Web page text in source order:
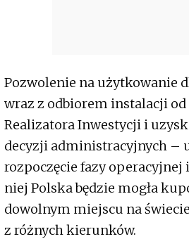
Pozwolenie na użytkowanie
wraz z odbiorem instalacji
Realizatora Inwestycji i
decyzji administracyjnych –
rozpoczęcie fazy
niej Polska będzie mogła
dowolnym miejscu na
z różnych kierunków.